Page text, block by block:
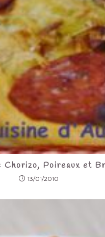
Chorizo, Poireaux et
13/01/2010